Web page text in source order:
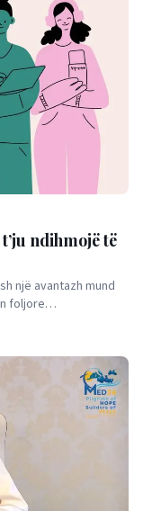
ndihmojë të
një avantazh mund
foljore…